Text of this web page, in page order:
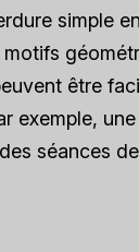
simple
être
exemple,
séances